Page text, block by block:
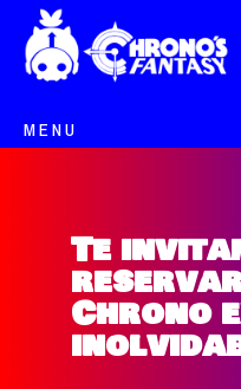
MENU
Te
Chrono